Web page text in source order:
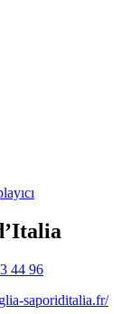
44 96
saporiditalia.fr/